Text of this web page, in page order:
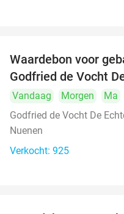
Waardebon voor
Godfried de Vocht
Vandaag Morgen Ma
Godfried de Vocht De
Nuenen
Verkocht: 925